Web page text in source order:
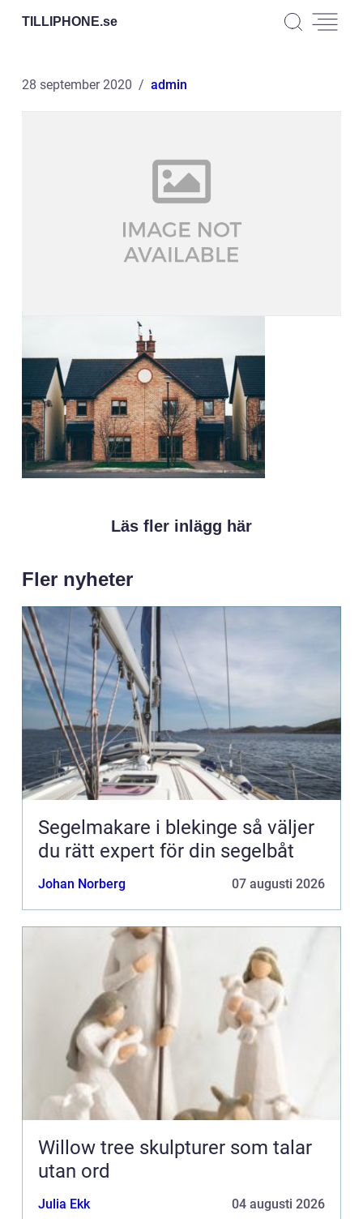
TILLIPHONE.se
28 september 2020 admin
Läs fler inlägg här
Fler nyheter
Segelmakare i blekinge så väljer
du rätt expert för din segelbåt
Johan Norberg 07 augusti 2026
Willow tree skulpturer som talar
utan ord
Julia Ekk 04 augusti 2026